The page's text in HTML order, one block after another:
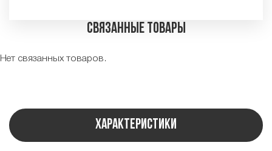
Связанные товары
Нет связанных товаров.
Характеристики